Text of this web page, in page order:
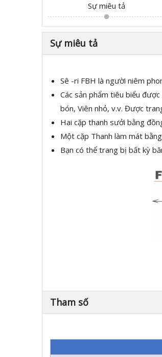
Sự miêu tả
Sự miêu tả
Sê -ri FBH là người niêm
Các sản phẩm tiêu biểu
bón, Viên nhỏ, v.v. Được
Hai cặp thanh sưởi bằng
Một cặp Thanh làm mát
Bạn có thể trang bị bất kỳ
Tham số